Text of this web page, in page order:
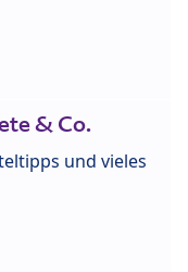
& Co.
und vieles